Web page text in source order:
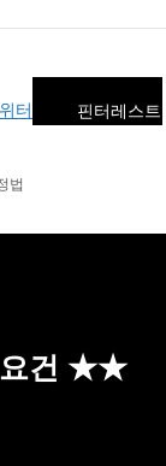
터 핀터레스트
법
요건 ★★